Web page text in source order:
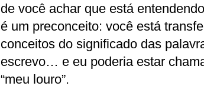
de você achar que está
é um preconceito: você está
conceitos do significado das
escrevo… e eu poderia estar
“meu louro”.